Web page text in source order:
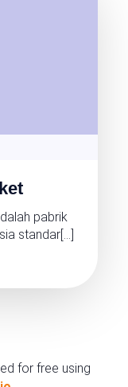
pabrik
standar[…]
for free using